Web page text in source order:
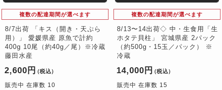
複数の配達期間が選べます
8/7出荷 「キス（開き・天ぷら
用）」 愛媛県産 原魚で計約
400g 10尾（約40g／尾）※冷蔵
藤田水産
2,600円 （税込）
販売中 在庫数 10
複数の配達期間が選べます
8/13〜14出荷◇ 中・生食用「生
ホタテ貝柱」 宮城県産 2パック
（約500g・15玉／パック） ※
冷蔵
14,000円 （税込）
販売中 在庫数 15